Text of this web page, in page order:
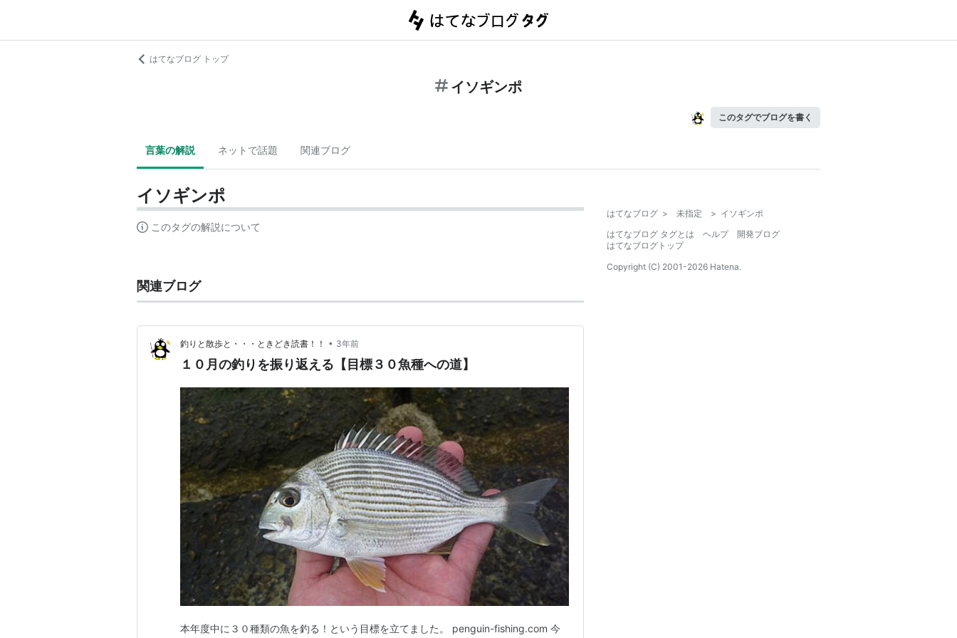
はてなブログ トップ
イソギンポ
このタグでブログを書く
言葉の解説 ネットで話題 関連ブログ
イソギンポ
このタグの解説について
関連ブログ
釣りと散歩と・・・ときどき読書！！ • 3年前
１０月の釣りを振り返える【目標３０魚種への道】
本年度中に３０種類の魚を釣る！という目標を立てました。 penguin-fishing.com 今
はてなブログ > 未指定 > イソギンポ
はてなブログ タグとは
ヘルプ
開発ブログ
はてなブログトップ
Copyright (C) 2001-2026 Hatena.